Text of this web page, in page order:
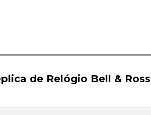
de Relógio Bell &